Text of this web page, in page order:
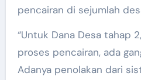
pencairan di sejumlah
“Untuk Dana Desa tahap
proses pencairan, ada
Adanya penolakan dari